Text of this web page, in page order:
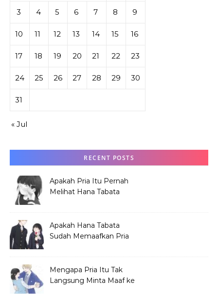
3 4 5 6 7 8 9
10 11 12 13 14 15 16
17 18 19 20 21 22 23
24 25 26 27 28 29 30
31
« Jul
RECENT POSTS
Apakah Pria Itu Pernah
Melihat Hana Tabata
Apakah Hana Tabata
Sudah Memaafkan Pria
Mengapa Pria Itu Tak
Langsung Minta Maaf ke